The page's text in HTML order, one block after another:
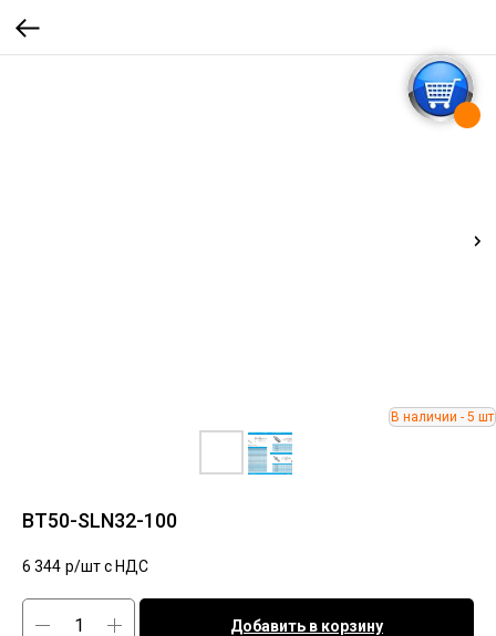
BT50-SLN32-100
6 344 р/шт c НДС
Добавить в корзину